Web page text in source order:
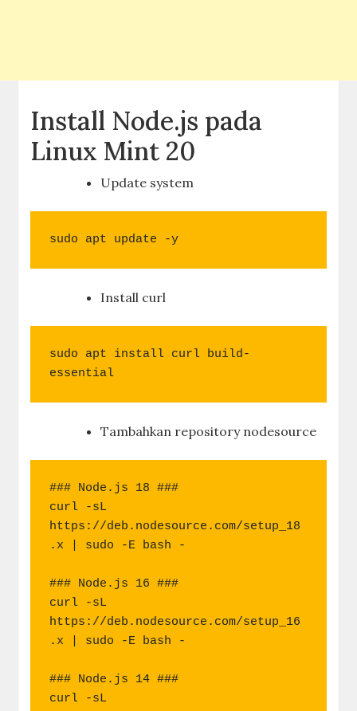
Install Node.js pada
Linux Mint 20
Update system
sudo apt update -y
Install curl
sudo apt install curl build-
essential
Tambahkan repository nodesource
### Node.js 18 ###
curl -sL
https://deb.nodesource.com/setup_18
.x | sudo -E bash -
### Node.js 16 ###
curl -sL
https://deb.nodesource.com/setup_16
.x | sudo -E bash -
### Node.js 14 ###
curl -sL